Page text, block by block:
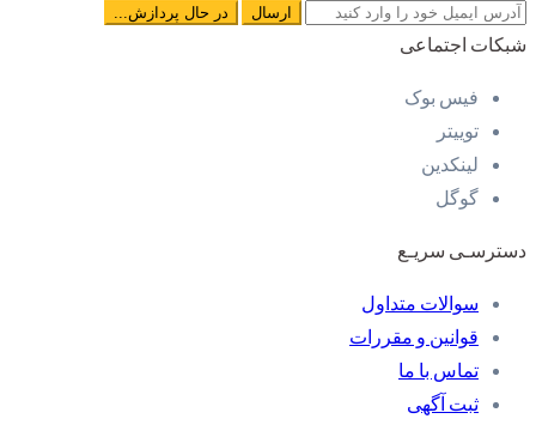
شبکات اجتماعی
فیس بوک
توییتر
لینکدین
گوگل
دسترسـی سریـع
سوالات متداول
قوانین و مقررات
تماس با ما
ثبت آگهی